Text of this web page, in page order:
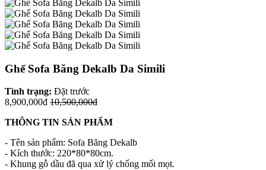
Ghế Sofa Băng Dekalb Da Simili
Tình trạng: Đặt trước
8,900,000đ 10,500,000đ
THÔNG TIN SẢN PHẨM
- Tên sản phẩm: Sofa Băng Dekalb
- Kích thước: 220*80*80cm.
- Khung gỗ dầu đã qua xử lý chống mối mọt.